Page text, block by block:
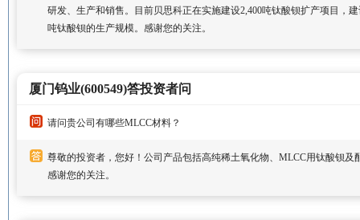
研发、生产和销售。目前贝思科正在实施建设2,400吨钛酸钡扩产项目，
吨钛酸钡的生产规模。感谢您的关注。
厦门钨业(600549)答投资者问
请问贵公司有哪些MLCC材料？
尊敬的投资者，您好！公司产品包括高纯稀土氧化物、MLCC用钛酸钡及
感谢您的关注。